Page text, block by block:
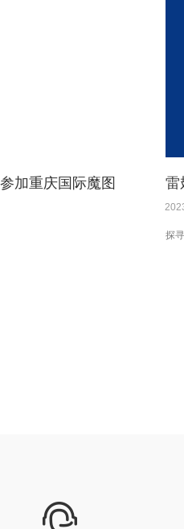
加重庆国际魔图
雷
会
探